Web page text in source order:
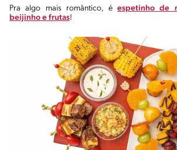
Pra algo mais romântico, é espetinho de
beijinho e frutas!